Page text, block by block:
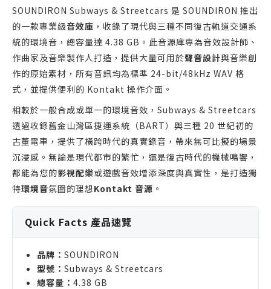
SOUNDIRON Subways & Streetcars 是 SOUNDIRON 推出
的一款專業級音效庫 ，收錄了現代與三種不同復古軌道交通系
統的環境音，總容量達 4.38 GB。此音源庫專為音效設計師、
作曲家及音樂製作人打造，提供大量可用於聲音設計與音樂創
作的原始素材，所有音訊均為標準 24-bit/48kHz WAV 格
式，並提供便利的 Kontakt 操作介面。
相較於一般合成或單一的環境音效，Subways & Streetcars
透過收錄舊金山灣區捷運系統（BART）與三種 20 世紀初的
古董電車，提供了橫跨時代的真實錄音，帶來無可比擬的場景
沉浸感。無論是現代都市的繁忙，還是復古時代的機械鳴響，
都能為您的影視配樂或遊戲音效增添深度與真實性，是打造獨
特環境音氛圍的理想Kontakt 音源 。
Quick Facts 產品速覽
品牌： SOUNDIRON
型號： Subways & Streetcars
總容量： 4.38 GB